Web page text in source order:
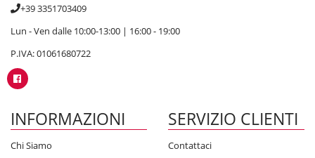
+39 3351703409
Lun - Ven dalle 10:00-13:00 | 16:00 - 19:00
P.IVA: 01061680722
INFORMAZIONI
Chi Siamo
SERVIZIO CLIENTI
Contattaci